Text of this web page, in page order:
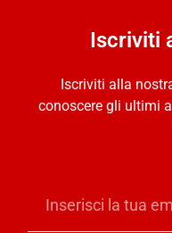
Iscriviti
Iscriviti alla
conoscere gli ultimi